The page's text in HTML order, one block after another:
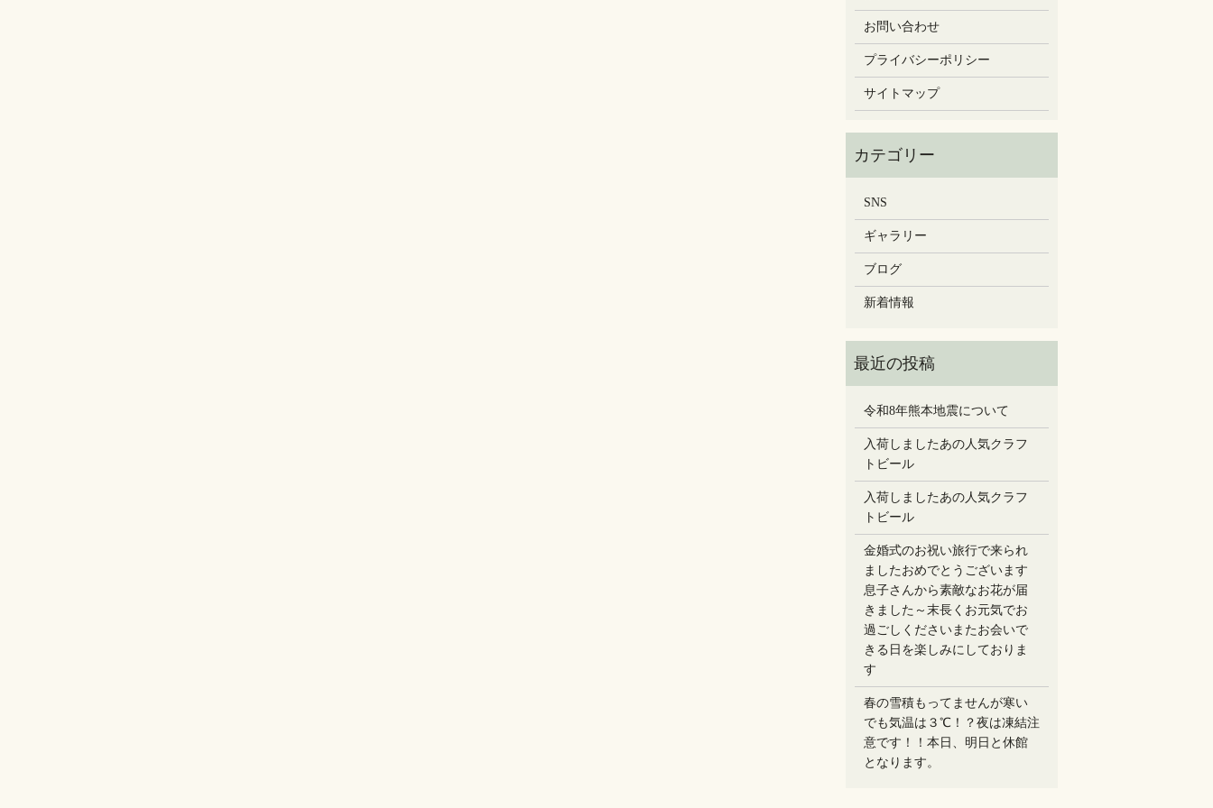
お問い合わせ
プライバシーポリシー
サイトマップ
SNS
ギャラリー
ブログ
新着情報
令和8年熊本地震について
入荷しましたあの人気クラフ
トビール
入荷しましたあの人気クラフ
トビール
金婚式のお祝い旅行で来られ
ましたおめでとうございます
息子さんから素敵なお花が届
きました～末長くお元気でお
過ごしください️またお会いで
きる日を楽しみにしておりま
す
春の雪積もってませんが寒い
でも気温は３℃！？夜は凍結注
意です！！本日、明日と休館
となります。